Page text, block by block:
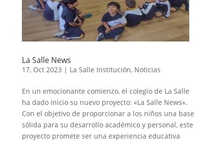
La Salle News
17, Oct 2023 | La Salle Institución, Noticias
En un emocionante comienzo, el colegio de La Salle
ha dado inicio su nuevo proyecto: «La Salle News».
Con el objetivo de proporcionar a los niños una base
sólida para su desarrollo académico y personal, este
proyecto promete ser una experiencia educativa